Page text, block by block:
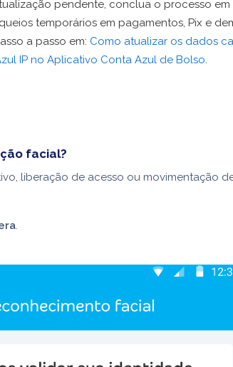
pendente, conclua o processo
temporários em pagamentos, Pix e
a passo em: Como atualizar os dados
IP no Aplicativo Conta Azul de Bolso.
facial?
liberação de acesso ou movimentação
.